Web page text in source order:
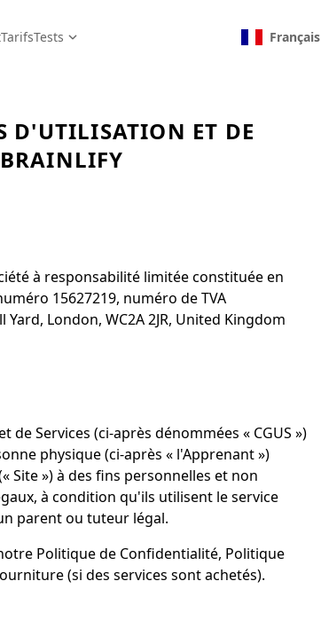
TarifsTests Français
D'UTILISATION ET DE
BRAINLIFY
à responsabilité limitée constituée en
15627219, numéro de TVA
London, WC2A 2JR, United Kingdom
Services (ci-après dénommées « CGUS »)
physique (ci-après « l'Apprenant »)
Site ») à des fins personnelles et non
à condition qu'ils utilisent le service
parent ou tuteur légal.
Politique de Confidentialité, Politique
(si des services sont achetés).